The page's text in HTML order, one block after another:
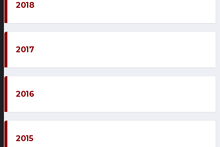
2018
2017
2016
2015